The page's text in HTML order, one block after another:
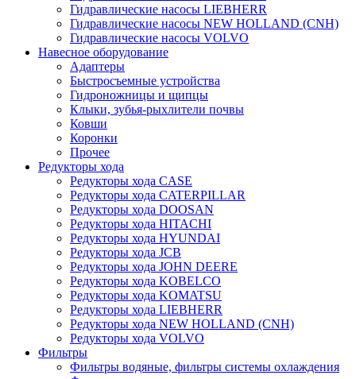
Гидравлические насосы LIEBHERR
Гидравлические насосы NEW HOLLAND (CNH)
Гидравлические насосы VOLVO
Навесное оборудование
Адаптеры
Быстросъемные устройства
Гидроножницы и щипцы
Клыки, зубья-рыхлители почвы
Ковши
Коронки
Прочее
Редукторы хода
Редукторы хода CASE
Редукторы хода CATERPILLAR
Редукторы хода DOOSAN
Редукторы хода HITACHI
Редукторы хода HYUNDAI
Редукторы хода JCB
Редукторы хода JOHN DEERE
Редукторы хода KOBELCO
Редукторы хода KOMATSU
Редукторы хода LIEBHERR
Редукторы хода NEW HOLLAND (CNH)
Редукторы хода VOLVO
Фильтры
Фильтры водяные, фильтры системы охлаждения